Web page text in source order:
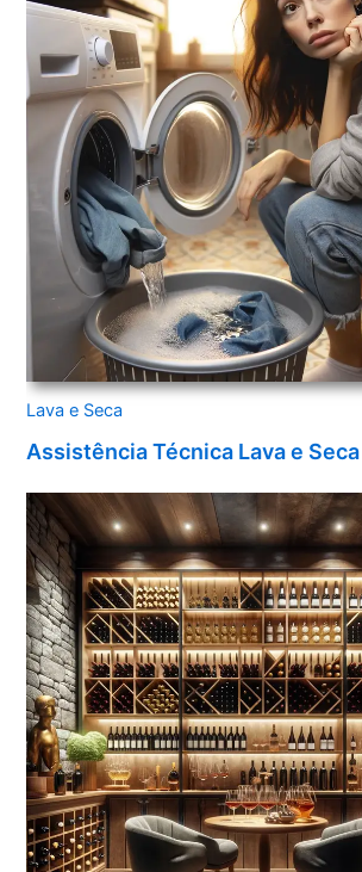
Lava e Seca
Assistência Técnica Lava e Seca